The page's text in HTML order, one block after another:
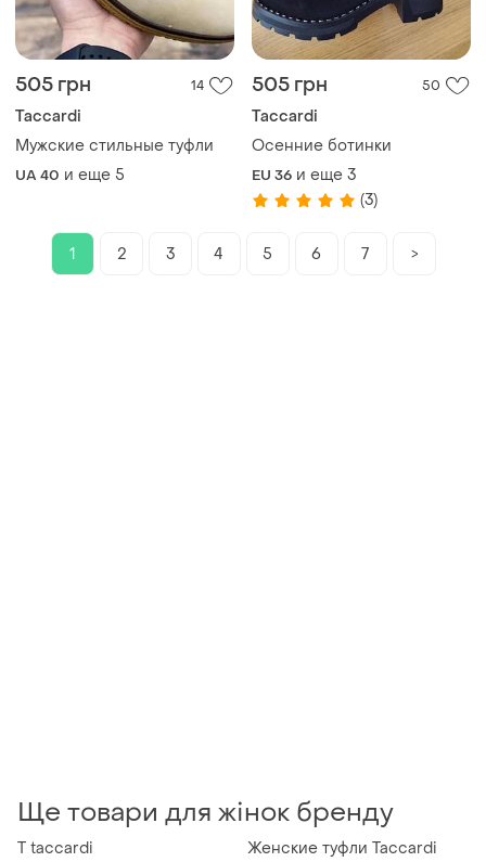
505 грн 14
Taccardi
Мужские стильные туфли
UA 40 и еще 5
505 грн 50
Taccardi
Осенние ботинки
EU 36 и еще 3
(3)
1 2 3 4 5 6 7 >
Ще товари для жінок бренду
T taccardi
Женские туфли Taccardi